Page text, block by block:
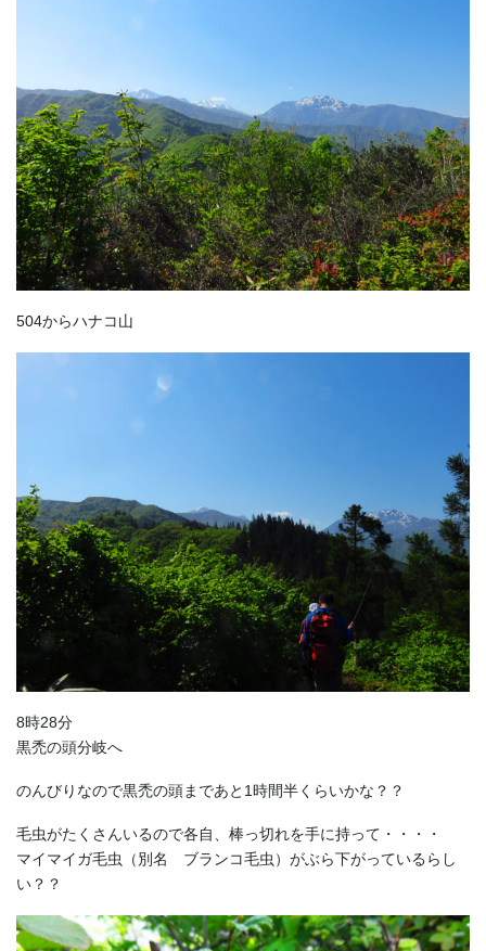
504からハナコ山
8時28分
黒禿の頭分岐へ
のんびりなので黒禿の頭まであと1時間半くらいかな？？
毛虫がたくさんいるので各自、棒っ切れを手に持って・・・・
マイマイガ毛虫（別名 ブランコ毛虫）がぶら下がっているらし
い？？